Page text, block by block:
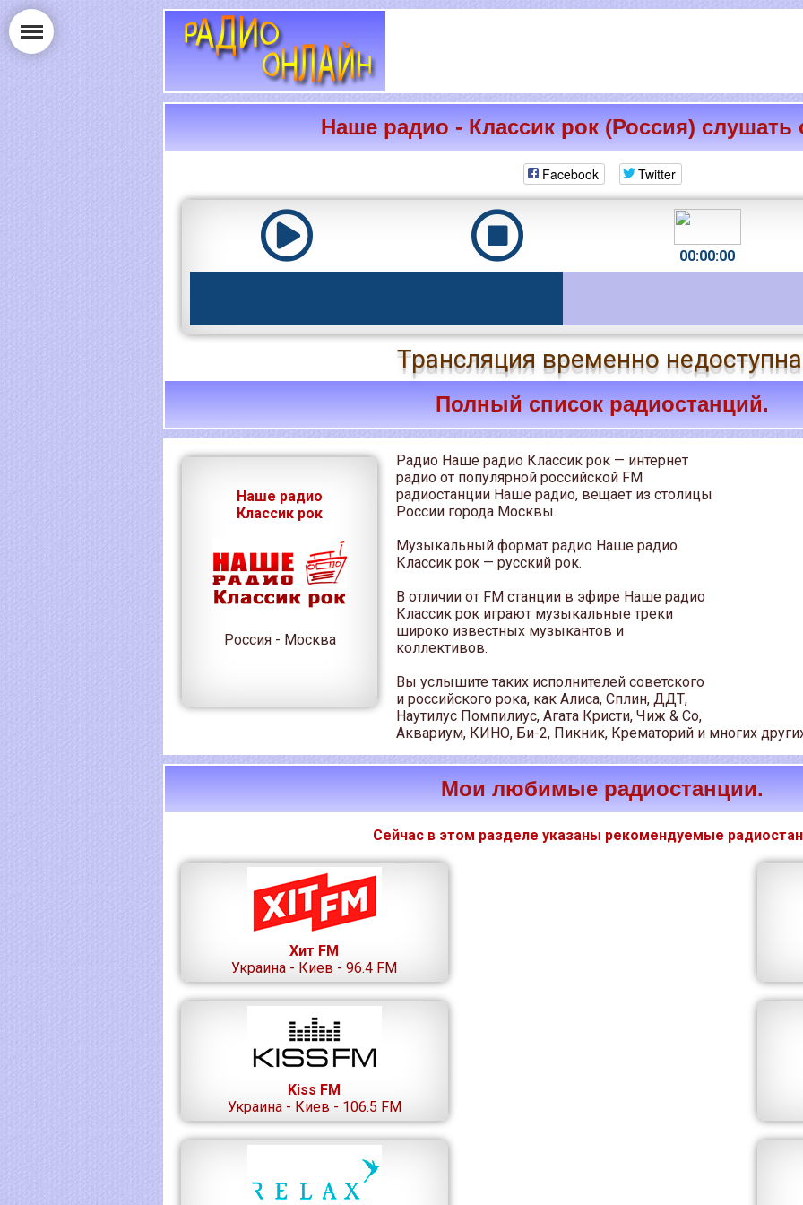
РАДИО ОНЛАЙН
Наше радио - Классик рок (Россия) слушать
Facebook Twitter
00:00:00
Трансляция временно
Полный список радиостанций.
Наше радио
Классик рок
Россия - Москва
Радио Наше радио Классик рок — интернет
радио от популярной российской FM
радиостанции Наше радио, вещает из столицы
России города Москвы.
Музыкальный формат радио Наше радио
Классик рок — русский рок.
В отличии от FM станции в эфире Наше радио
Классик рок играют музыкальные треки
широко известных музыкантов и
коллективов.
Вы услышите таких исполнителей советского
и российского рока, как Алиса, Сплин, ДДТ,
Наутилус Помпилиус, Агата Кристи, Чиж & Co,
Аквариум, КИНО, Би-2, Пикник, Крематорий и многих
Мои любимые радиостанции.
Сейчас в этом разделе указаны рекомендуемые
Хит FM
Украина - Киев - 96.4 FM
Kiss FM
Украина - Киев - 106.5 FM